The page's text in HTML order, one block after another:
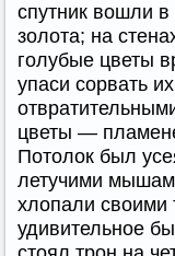
спутник вошли
золота; на
голубые цветы
упаси сорвать
цветы —
Потолок был
летучими
хлопали своими
удивительное